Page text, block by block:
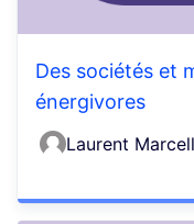
Des sociétés et
énergivores
Laurent